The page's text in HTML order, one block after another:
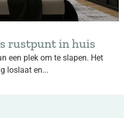
rustpunt in huis
een plek om te slapen. Het
loslaat en...